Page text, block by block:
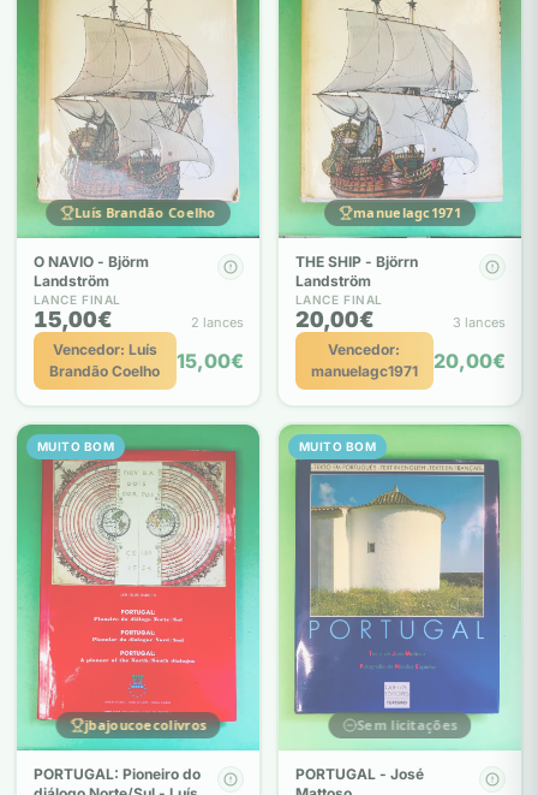
Luís Brandão Coelho
O NAVIO - Björm
Landström
LANCE FINAL
15,00€ 2 lances
Vencedor: Luís
Brandão Coelho
15,00€
manuelagc1971
THE SHIP - Björrn
Landström
LANCE FINAL
20,00€ 3 lances
Vencedor:
manuelagc1971
20,00€
MUITO BOM
jbajoucoecolivros
PORTUGAL: Pioneiro do
MUITO BOM
Sem licitações
PORTUGAL - José